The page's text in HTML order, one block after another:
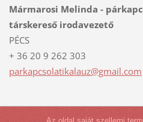
Mármarosi Melinda -
társkereső irodavezető
PÉCS
+ 36 20 9 262 303
parkapcsolatikalauz@gmail.com